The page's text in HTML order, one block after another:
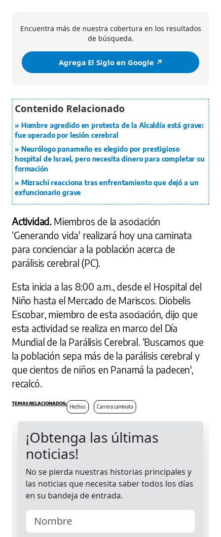
Encuentra más de nuestra cobertura en los resultados
de búsqueda.
Agrega El Siglo en Google ↗️
Hombre agredido en protesta de la Alcaldía está grave:
fue operado por lesión cerebral
Neurólogo panameño es elegido por prestigioso
hospital de Israel, pero necesita dinero para completar su
formación
Mizrachi reacciona tras enfrentamiento que dejó a un
exfuncionario grave
Actividad. Miembros de la asociación
‘Generando vida' realizará hoy una caminata
para concienciar a la población acerca de
parálisis cerebral (PC).
Esta inicia a las 8:00 a.m., desde el Hospital del
Niño hasta el Mercado de Mariscos. Diobelis
Escobar, miembro de esta asociación, dijo que
esta actividad se realiza en marco del Día
Mundial de la Parálisis Cerebral. ‘Buscamos que
la población sepa más de la parálisis cerebral y
que cientos de niños en Panamá la padecen',
recalcó.
Hechos Carrera caminata